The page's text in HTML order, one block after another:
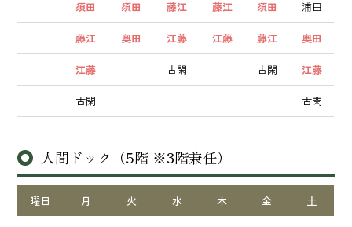
須田 須田 藤江 藤江 須田 浦田
藤江 奥田 江藤 江藤 藤江 奥田
江藤 古閑 古閑 江藤
古閑 古閑
人間ドック（5階 ※3階兼任）
曜日 月 火 水 木 金 土